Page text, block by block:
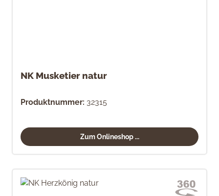
NK Musketier natur
Produktnummer: 32315
Zum Onlineshop ...